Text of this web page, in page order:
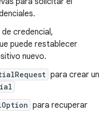
credencial,
puede restablecer
nuevo.
para crear un
para recuperar